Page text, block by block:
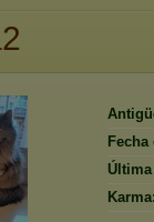
Karma: